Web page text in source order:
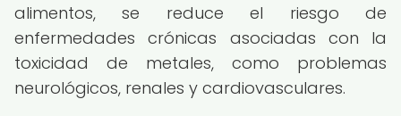
alimentos, se reduce el riesgo de
enfermedades crónicas asociadas con la
toxicidad de metales, como problemas
neurológicos, renales y cardiovasculares.